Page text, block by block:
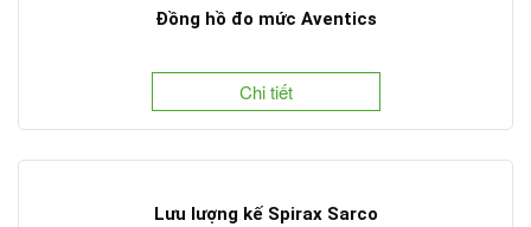
Đồng hồ đo mức Aventics
Chi tiết
Lưu lượng kế Spirax Sarco